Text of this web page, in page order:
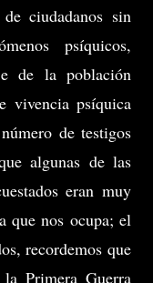
ciudadanos sin
psíquicos,
de la población
vivencia psíquica
de testigos
algunas de las
eran muy
que nos ocupa; el
recordemos que
Primera Guerra